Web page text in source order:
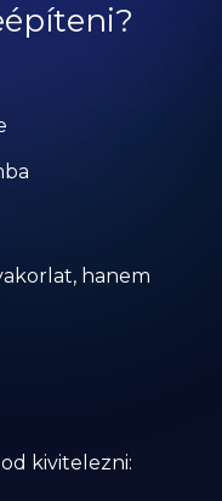
hanem
kivitelezni: